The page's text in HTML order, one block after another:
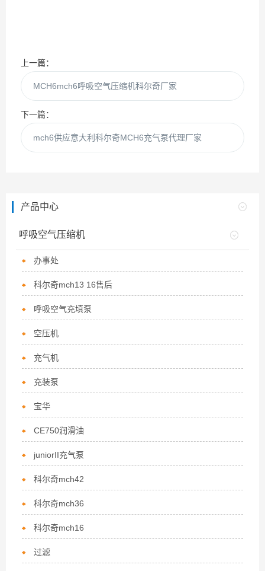
上一篇：
MCH6mch6呼吸空气压缩机科尔奇厂家
下一篇：
mch6供应意大利科尔奇MCH6充气泵代理厂家
产品中心
呼吸空气压缩机
办事处
科尔奇mch13 16售后
呼吸空气充填泵
空压机
充气机
充装泵
宝华
CE750润滑油
juniorII充气泵
科尔奇mch42
科尔奇mch36
科尔奇mch16
过滤